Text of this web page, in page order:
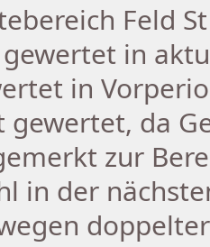
Feld
in
in
gewertet, da
zur
in der